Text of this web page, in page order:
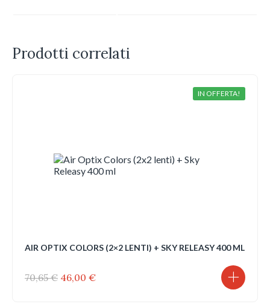
Prodotti correlati
IN OFFERTA!
AIR OPTIX COLORS (2×2 LENTI) + SKY RELEASY 400 ML
70,65€ Il
46,00 €Il